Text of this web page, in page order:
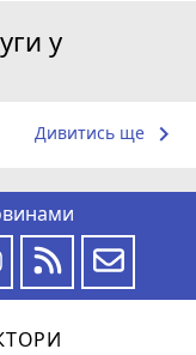
у
Дивитись ще keyboard_arrow_right